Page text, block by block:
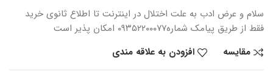
سلام و عرض ادب به علت اختلال در اینترنت تا اطلاع ثانوی خرید
فقط از طریق پیامک شماره۰۹۳۵۲۲۰۰۰۷۷ امکان پذیر است
مقایسه
افزودن به علاقه مندی